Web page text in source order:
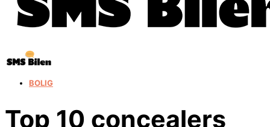
BOLIG
Top 10 concealers